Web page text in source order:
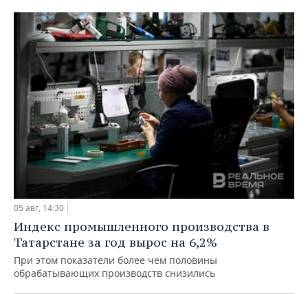
05 авг, 14:30
Индекс промышленного производства в
Татарстане за год вырос на 6,2%
При этом показатели более чем половины
обрабатывающих производств снизились